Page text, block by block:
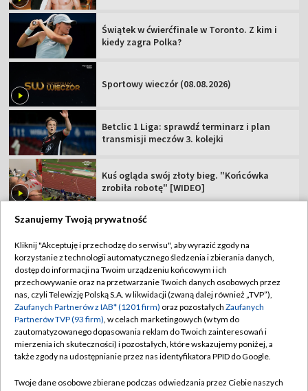
Świątek w ćwierćfinale w Toronto. Z kim i
kiedy zagra Polka?
Sportowy wieczór (08.08.2026)
Betclic 1 Liga: sprawdź terminarz i plan
transmisji meczów 3. kolejki
Kuś ogląda swój złoty bieg. "Końcówka
zrobiła robotę" [WIDEO]
TVP
Abonament TVP
Sklep TVP
Biuro Reklamy
Oferta Handlowa
Regulamin TVP
Polityka prywatności
Moje zgody
Biuro reklamy
Szanujemy Twoją prywatność
Kliknij "Akceptuję i przechodzę do serwisu", aby wyrazić zgody na
korzystanie z technologii automatycznego śledzenia i zbierania danych,
dostęp do informacji na Twoim urządzeniu końcowym i ich
przechowywanie oraz na przetwarzanie Twoich danych osobowych przez
nas, czyli Telewizję Polską S.A. w likwidacji (zwaną dalej również „TVP”),
Zaufanych Partnerów z IAB* (1201 firm) oraz pozostałych Zaufanych
Partnerów TVP (93 firm), w celach marketingowych (w tym do
zautomatyzowanego dopasowania reklam do Twoich zainteresowań i
mierzenia ich skuteczności) i pozostałych, które wskazujemy poniżej, a
także zgody na udostępnianie przez nas identyfikatora PPID do Google.
Twoje dane osobowe zbierane podczas odwiedzania przez Ciebie naszych